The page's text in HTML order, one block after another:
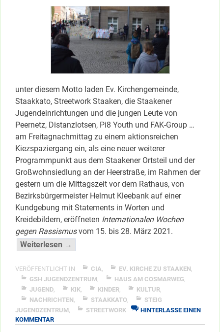
unter diesem Motto laden Ev. Kirchengemeinde,
Staakkato, Streetwork Staaken, die Staakener
Jugendeinrichtungen und die jungen Leute von
Peernetz, Distanzlotsen, Pi8 Youth und FAK-Group …
am Freitagnachmittag zu einem aktionsreichen
Kiezspaziergang ein, als eine neuer weiterer
Programmpunkt aus dem Staakener Ortsteil und der
Großwohnsiedlung an der Heerstraße, im Rahmen der
gestern um die Mittagszeit vor dem Rathaus, von
Bezirksbürgermeister Helmut Kleebank auf einer
Kundgebung mit Statements in Worten und
Kreidebildern, eröffneten Internationalen Wochen
gegen Rassismusvom 15. bis 28. März 2021.
Weiterlesen →
doch
GLEICH
…”
</span
VERÖFFENTLICHT IN CIA EV. KIRCHE ZU STAAKEN
GSH JUGENDZENTRUM
HAUS AM COSMARWEG
JUGEND
KIK KINDER KULTUR
NACHRICHTEN
STAAKKATO
STEIG
JUGENDZENTRUM
STREETWORK
HINTERLASSE EINEN
KOMMENTARZU